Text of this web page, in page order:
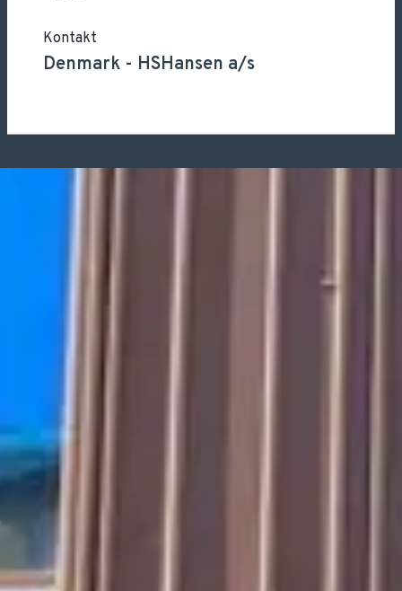
Kontakt
Denmark - HSHansen a/s
modulopbyggede
facadeelementer.
modulopbyggede facader og
HSHansen er specialister i modulfacader –
også kendt som unitised eller
modulopbyggede facader – hvor
præfabrikation sikrer høj kvalitet, kort